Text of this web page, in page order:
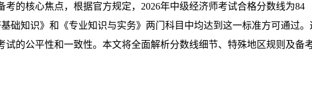
的核心焦点，根据官方规定，2026年中级经济师考试合格分数线为84
础知识》和《专业知识与实务》两门科目中均达到这一标准方可通过。
试的公平性和一致性。本文将全面解析分数线细节、特殊地区规则及备